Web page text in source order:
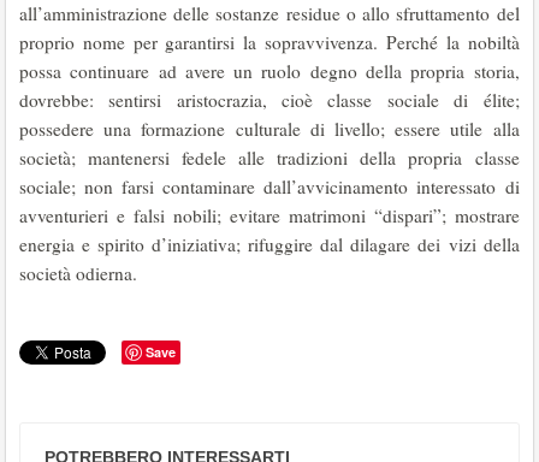
all’amministrazione delle sostanze residue o allo sfruttamento del
proprio nome per garantirsi la sopravvivenza. Perché la nobiltà
possa continuare ad avere un ruolo degno della propria storia,
dovrebbe: sentirsi aristocrazia, cioè classe sociale di élite;
possedere una formazione culturale di livello; essere utile alla
società; mantenersi fedele alle tradizioni della propria classe
sociale; non farsi contaminare dall’avvicinamento interessato di
avventurieri e falsi nobili; evitare matrimoni “dispari”; mostrare
energia e spirito d’iniziativa; rifuggire dal dilagare dei vizi della
società odierna.
Save
POTREBBERO INTERESSARTI